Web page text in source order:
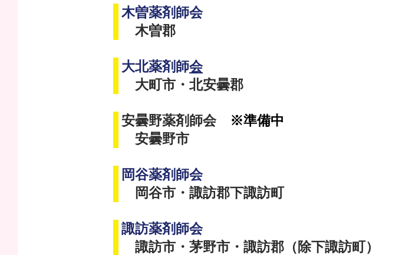
木曽薬剤師会
木曽郡
大北薬剤師会
大町市・北安曇郡
安曇野薬剤師会※準備中
安曇野市
岡谷薬剤師会
岡谷市・諏訪郡下諏訪町
諏訪薬剤師会
諏訪市・茅野市・諏訪郡（除下諏訪町）